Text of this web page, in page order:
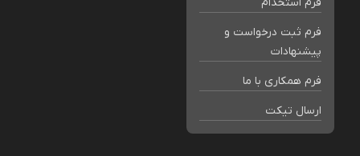
فرم ثبت درخواست و
پیشنهادات
فرم همکاری با ما
ارسال تیکت